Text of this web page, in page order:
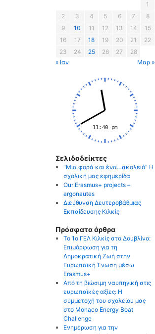
1
2
3 4 5 6 7
8
9
10 11 12 13 14
15
16
17 18 19 20 21
22
23
24 25 26 27
28
« Ιαν
Μαρ »
Σελιδοδείκτες
"Μια φορά και ένα…σκολειό" Η
σχολική μας εφημερίδα
Our Erasmus+ projects –
argonautes
Διεύθυνση Δευτεροβάθμιας
Εκπαίδευσης Κιλκίς
Πρόσφατα άρθρα
Το 1ο ΓΕΛ Κιλκίς στο Δουβλίνο:
Επιμόρφωση για τη
Δημοκρατική Ζωή στην
Ευρωπαϊκή Ένωση μέσω
Erasmus+
Από τη βιώσιμη ναυπηγική στις
ευρωπαϊκές αξίες: Η
συμμετοχή του σχολείου μας
στο Monaco Energy Boat
Challenge
Ενημέρωση για την